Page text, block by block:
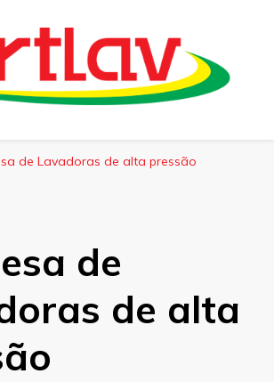
de Lavadoras de alta pressão
de
de alta